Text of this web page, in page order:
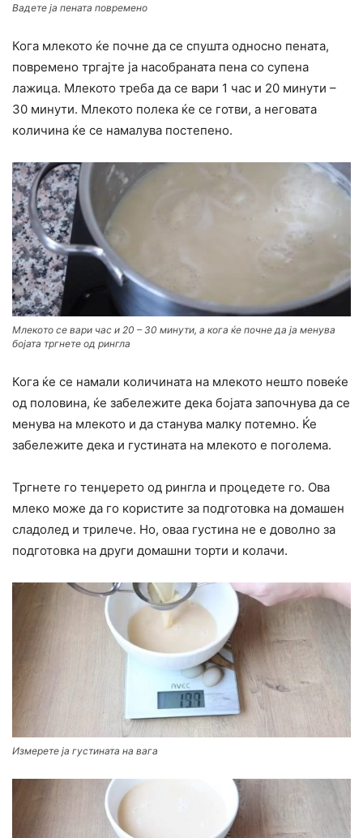
Вадете ја пената повремено
Кога млекото ќе почне да се спушта односно пената,
повремено тргајте ја насобраната пена со супена
лажица. Млекото треба да се вари 1 час и 20 минути –
30 минути. Млекото полека ќе се готви, а неговата
количина ќе се намалува постепено.
Млекото се вари час и 20 – 30 минути, а кога ќе почне да ја менува
бојата тргнете од рингла
Кога ќе се намали количината на млекото нешто повеќе
од половина, ќе забележите дека бојата започнува да се
менува на млекото и да станува малку потемно. Ќе
забележите дека и густината на млекото е поголема.
Тргнете го тенџерето од рингла и процедете го. Ова
млеко може да го користите за подготовка на домашен
сладолед и трилече. Но, оваа густина не е доволно за
подготовка на други домашни торти и колачи.
Измерете ја густината на вага